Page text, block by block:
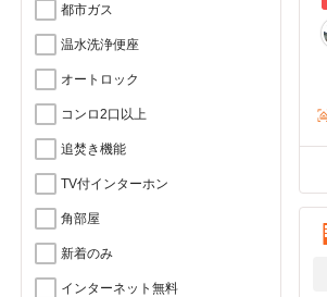
都市ガス
温水洗浄便座
オートロック
コンロ2口以上
追焚き機能
TV付インターホン
角部屋
新着のみ
インターネット無料